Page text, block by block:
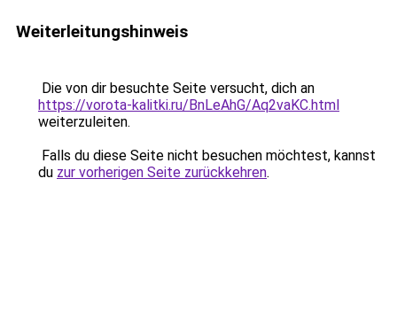
Weiterleitungshinweis
Die von dir besuchte Seite versucht, dich an
https://vorota-kalitki.ru/BnLeAhG/Aq2vaKC.html
weiterzuleiten.
Falls du diese Seite nicht besuchen möchtest, kannst
du zur vorherigen Seite zurückkehren.